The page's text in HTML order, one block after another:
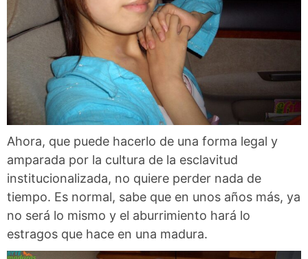
Ahora, que puede hacerlo de una forma legal y
amparada por la cultura de la esclavitud
institucionalizada, no quiere perder nada de
tiempo. Es normal, sabe que en unos años más, ya
no será lo mismo y el aburrimiento hará lo
estragos que hace en una madura.